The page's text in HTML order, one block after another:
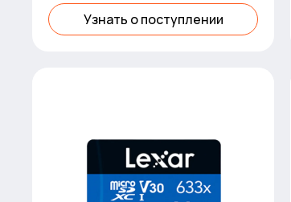
Узнать о поступлении